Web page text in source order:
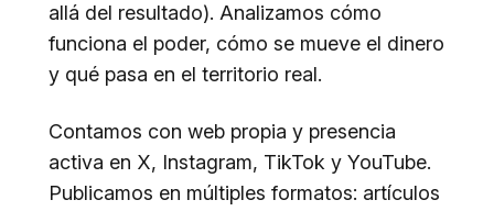
allá del resultado). Analizamos cómo
funciona el poder, cómo se mueve el dinero
y qué pasa en el territorio real.
Contamos con web propia y presencia
activa en X, Instagram, TikTok y YouTube.
Publicamos en múltiples formatos: artículos